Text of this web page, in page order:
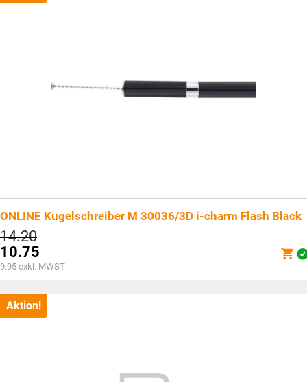
ONLINE Kugelschreiber M 30036/3D i-charm Flash Black
14.20Ursprünglicher
Preis
war:
CHF14.20
10.75
Aktueller
ist:
CHF10.75.
9.95 exkl. MWST
Aktion!